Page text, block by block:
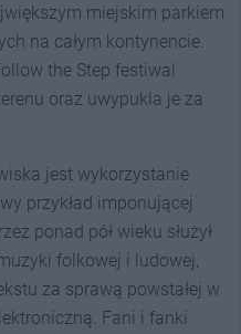
miejskim parkiem
na całym kontynencie.
the Step festiwal
oraz uwypukla je za
jest wykorzystanie
przykład imponującej
ponad pół wieku służył
folkowej i ludowej,
za sprawą powstałej w
Fani i fanki